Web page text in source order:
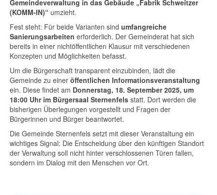
Gemeindeverwaltung in das Gebäude „Fabrik Schweitzer
(KOMM-IN)“ umzieht.
Fest steht: Für beide Varianten sind umfangreiche
Sanierungsarbeiten erforderlich. Der Gemeinderat hat sich
bereits in einer nichtöffentlichen Klausur mit verschiedenen
Konzepten und Möglichkeiten befasst.
Um die Bürgerschaft transparent einzubinden, lädt die
Gemeinde zu einer öffentlichen Informationsveranstaltung
ein. Diese findet am Donnerstag, 18. September 2025, um
18:00 Uhr im Bürgersaal Sternenfels statt. Dort werden die
bisherigen Überlegungen vorgestellt und Fragen der
Bürgerinnen und Bürger beantwortet.
Die Gemeinde Sternenfels setzt mit dieser Veranstaltung ein
wichtiges Signal: Die Entscheidung über den künftigen Standort
der Verwaltung soll nicht hinter verschlossenen Türen fallen,
sondern im Dialog mit den Menschen vor Ort.